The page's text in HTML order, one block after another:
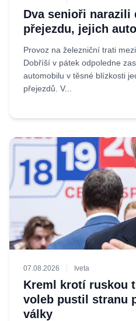
Dva senioři narazili
přejezdu, jejich
Provoz na železniční trati
Dobříší v pátek odpoledne
automobilu v těsné blízkosti
přejezdů. V...
07.08.2026 Iveta
Kreml krotí ruskou
voleb pustil stranu
války